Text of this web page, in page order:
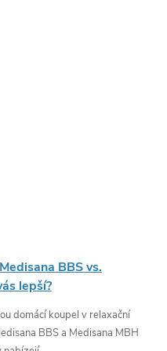
BBS vs.
lepší?
domácí koupel v relaxační
BBS a Medisana MBH